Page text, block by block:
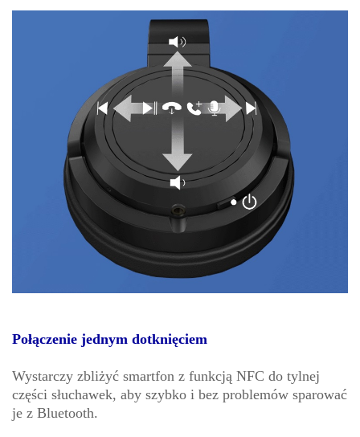
Połączenie jednym dotknięciem
Wystarczy zbliżyć smartfon z funkcją NFC do tylnej
części słuchawek, aby szybko i bez problemów sparować
je z Bluetooth.